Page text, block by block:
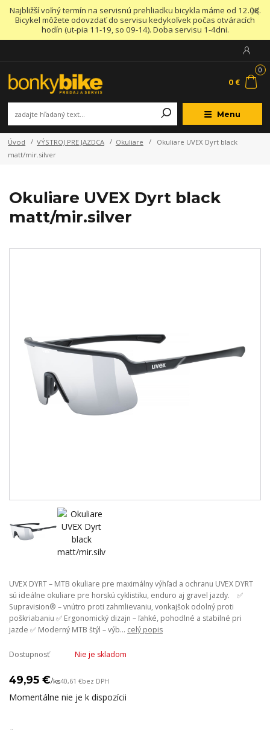
Najbližší voľný termín na servisnú prehliadku bicykla máme od 12.08.
Bicykel môžete odovzdať do servisu kedykoľvek počas otváracích
hodín (ut-pia 11-19, so 09-14). Doba servisu 1-4dni.
Menu
0
0 €
Úvod VÝSTROJ PRE JAZDCA Okuliare
Okuliare UVEX Dyrt black
matt/mir.silver
Okuliare UVEX Dyrt black
matt/mir.silver
UVEX DYRT – MTB okuliare pre maximálny výhľad a ochranu UVEX DYRT
sú ideálne okuliare pre horskú cyklistiku, enduro aj gravel jazdy. ✅
Supravision® – vnútro proti zahmlievaniu, vonkajšok odolný proti
poškriabaniu ✅ Ergonomický dizajn – ľahké, pohodlné a stabilné pri
jazde ✅ Moderný MTB štýl – výb... celý popis
Dostupnosť Nie je skladom
49,95 €/ks40,61 €bez DPH
Momentálne nie je k dispozícii